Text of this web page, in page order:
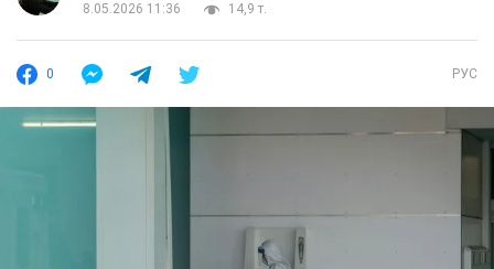
8.05.2026 11:36
14,9 т.
0 РУС